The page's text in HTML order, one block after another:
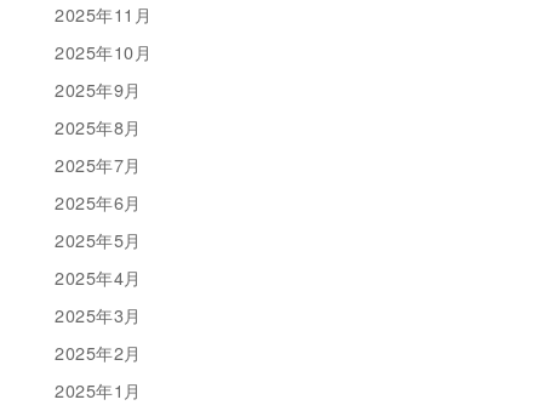
2025年11月
2025年10月
2025年9月
2025年8月
2025年7月
2025年6月
2025年5月
2025年4月
2025年3月
2025年2月
2025年1月